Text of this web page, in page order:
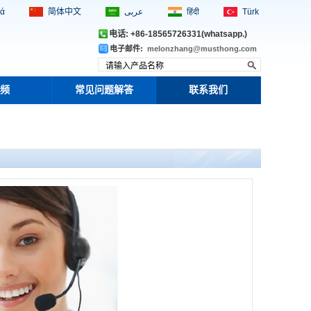
电话: +86-18565726331(whatsapp.)
电子邮件: melonzhang@musthong.com
简体中文 عربى हिंदी Türk
常见问题解答 联系我们